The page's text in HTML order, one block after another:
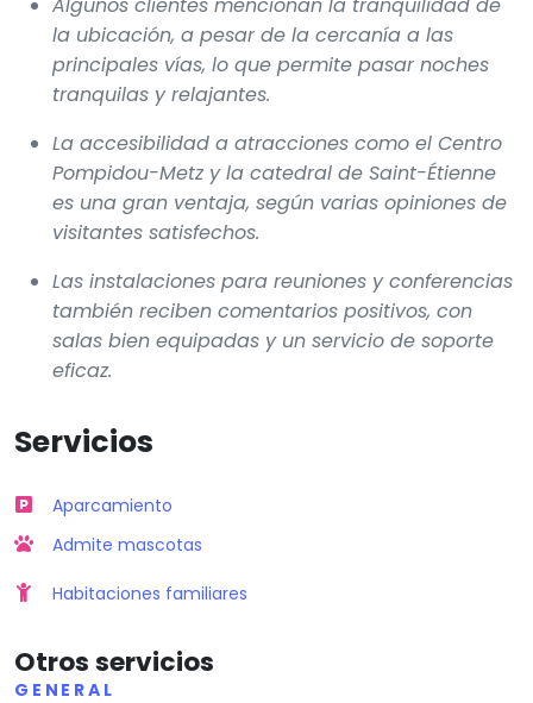
la ubicación, a pesar de la cercanía a las
principales vías, lo que permite pasar noches
tranquilas y relajantes.
La accesibilidad a atracciones como el Centro
Pompidou-Metz y la catedral de Saint-Étienne
es una gran ventaja, según varias opiniones de
visitantes satisfechos.
Las instalaciones para reuniones y conferencias
también reciben comentarios positivos, con
salas bien equipadas y un servicio de soporte
eficaz.
Servicios
Aparcamiento
Admite mascotas
Habitaciones familiares
Otros servicios
GENERAL